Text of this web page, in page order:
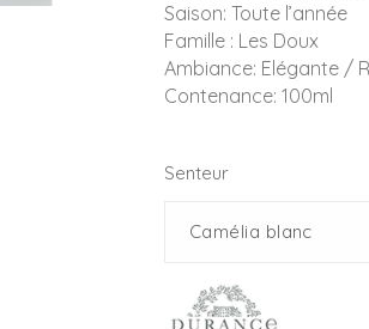
Saison: Toute l’année
Famille : Les Doux
Ambiance: Elégante /
Contenance: 100ml
Senteur